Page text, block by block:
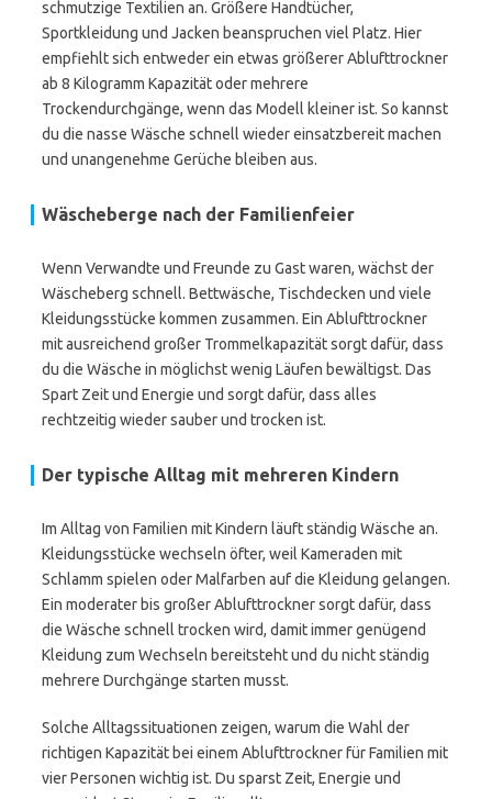
schmutzige Textilien an. Größere Handtücher,
Sportkleidung und Jacken beanspruchen viel Platz. Hier
empfiehlt sich entweder ein etwas größerer Ablufttrockner
ab 8 Kilogramm Kapazität oder mehrere
Trockendurchgänge, wenn das Modell kleiner ist. So kannst
du die nasse Wäsche schnell wieder einsatzbereit machen
und unangenehme Gerüche bleiben aus.
Wäscheberge nach der Familienfeier
Wenn Verwandte und Freunde zu Gast waren, wächst der
Wäscheberg schnell. Bettwäsche, Tischdecken und viele
Kleidungsstücke kommen zusammen. Ein Ablufttrockner
mit ausreichend großer Trommelkapazität sorgt dafür, dass
du die Wäsche in möglichst wenig Läufen bewältigst. Das
Spart Zeit und Energie und sorgt dafür, dass alles
rechtzeitig wieder sauber und trocken ist.
Der typische Alltag mit mehreren Kindern
Im Alltag von Familien mit Kindern läuft ständig Wäsche an.
Kleidungsstücke wechseln öfter, weil Kameraden mit
Schlamm spielen oder Malfarben auf die Kleidung gelangen.
Ein moderater bis großer Ablufttrockner sorgt dafür, dass
die Wäsche schnell trocken wird, damit immer genügend
Kleidung zum Wechseln bereitsteht und du nicht ständig
mehrere Durchgänge starten musst.
Solche Alltagssituationen zeigen, warum die Wahl der
richtigen Kapazität bei einem Ablufttrockner für Familien mit
vier Personen wichtig ist. Du sparst Zeit, Energie und